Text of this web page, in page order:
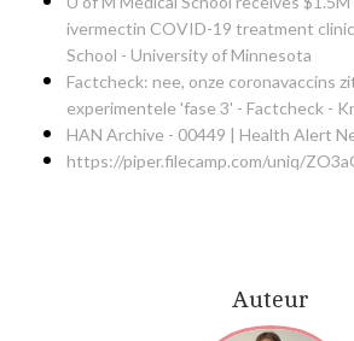
ivermectin COVID-19 treatment
School - University of Minnesota
Factcheck: nee, onze coronavaccins
experimentele 'fase 3' - Factcheck -
HAN Archive - 00449 | Health Alert
https://piper.filecamp.com/uniq/
Auteur